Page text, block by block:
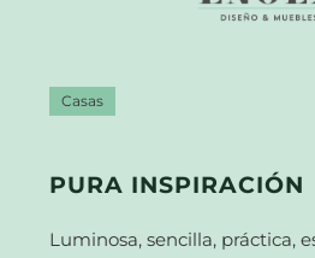
Casas
PURA INSPIRACIÓN
Luminosa, sencilla, práctica,